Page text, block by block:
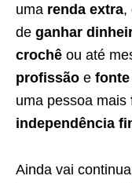
uma renda extra,
de ganhar
crochê ou até
profissão e
uma pessoa mais
independência
Ainda vai